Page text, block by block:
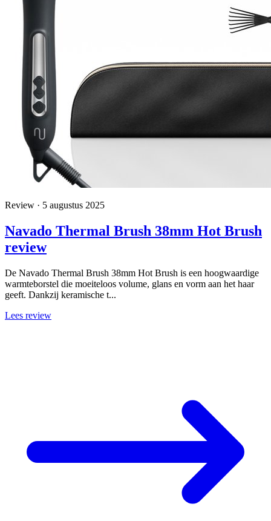
Review · 5 augustus 2025
Navado Thermal Brush 38mm Hot Brush
review
De Navado Thermal Brush 38mm Hot Brush is een hoogwaardige
warmteborstel die moeiteloos volume, glans en vorm aan het haar
geeft. Dankzij keramische t...
Lees review